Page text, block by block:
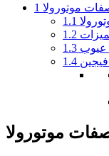
1
1.1
1.2
1.3
1.4